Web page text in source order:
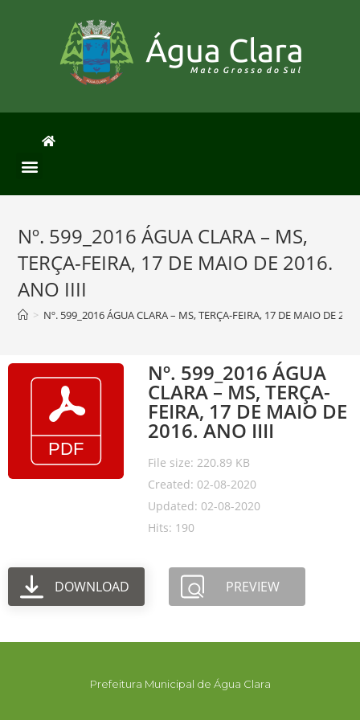
Nº. 599_2016 ÁGUA CLARA – MS,
TERÇA-FEIRA, 17 DE MAIO DE 2016.
ANO IIII
> Nº. 599_2016 ÁGUA CLARA – MS, TERÇA-FEIRA, 17 DE MAIO DE
Nº. 599_2016 ÁGUA
CLARA – MS, TERÇA-
FEIRA, 17 DE MAIO DE
2016. ANO IIII
File size: 220.89 KB
Created: 02-08-2020
Updated: 02-08-2020
Hits: 190
DOWNLOAD PREVIEW
Prefeitura Municipal de Água Clara